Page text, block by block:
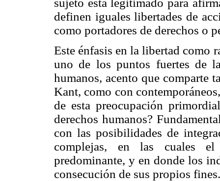
definen iguales libertades de
como portadores de derechos o
Este énfasis en la libertad como
uno de los puntos fuertes de
humanos, acento que comparte
Kant, como con
de esta preocupación
derechos humanos?
con las posibilidades de
complejas, en las cuales
predominante, y en donde los
consecución de sus propios fines.